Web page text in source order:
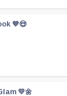
💙😍
💛🌼